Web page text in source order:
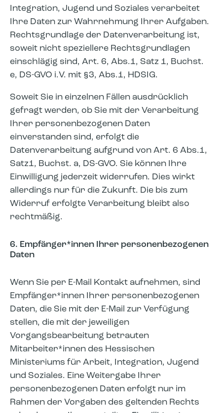
Integration, Jugend und Soziales verarbeitet
Ihre Daten zur Wahrnehmung Ihrer Aufgaben.
Rechtsgrundlage der Datenverarbeitung ist,
soweit nicht speziellere Rechtsgrundlagen
einschlägig sind, Art. 6, Abs.1, Satz 1, Buchst.
e, DS-GVO i.V. mit §3, Abs.1, HDSIG.
Soweit Sie in einzelnen Fällen ausdrücklich
gefragt werden, ob Sie mit der Verarbeitung
Ihrer personenbezogenen Daten
einverstanden sind, erfolgt die
Datenverarbeitung aufgrund von Art. 6 Abs.1,
Satz1, Buchst. a, DS-GVO. Sie können Ihre
Einwilligung jederzeit widerrufen. Dies wirkt
allerdings nur für die Zukunft. Die bis zum
Widerruf erfolgte Verarbeitung bleibt also
rechtmäßig.
6. Empfänger*innen Ihrer personenbezogenen
Daten
Wenn Sie per E-Mail Kontakt aufnehmen, sind
Empfänger*innen Ihrer personenbezogenen
Daten, die Sie mit der E-Mail zur Verfügung
stellen, die mit der jeweiligen
Vorgangsbearbeitung betrauten
Mitarbeiter*innen des Hessischen
Ministeriums für Arbeit, Integration, Jugend
und Soziales. Eine Weitergabe Ihrer
personenbezogenen Daten erfolgt nur im
Rahmen der Vorgaben des geltenden Rechts